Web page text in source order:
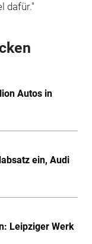
dafür."
Autos in
ein, Audi
Leipziger Werk